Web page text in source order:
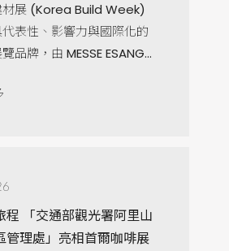
材展 (Korea Build Week)
表性、影響力與國際化的
品牌，由 MESSE ESANG...
程 「交通部觀光署阿里山
管理處」亮相首爾咖啡展